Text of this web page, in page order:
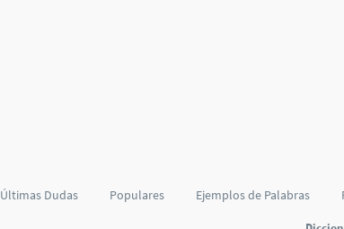
Últimas Dudas Populares Ejemplos de Palabras